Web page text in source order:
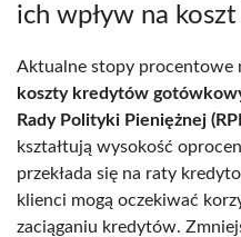
ich wpływ na
Aktualne stopy procentowe
koszty kredytów
Rady Polityki Pieniężnej
kształtują wysokość
przekłada się na raty
klienci mogą oczekiwać
zaciąganiu kredytów.